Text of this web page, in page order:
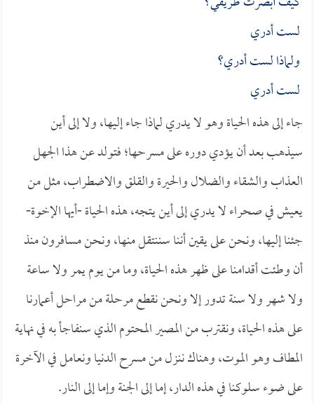
لست أدري
ولماذا لست أدري؟
لست أدري
جاء إلى هذه الحياة وهو لا يدري لماذا جاء إليها، ولا إلى أين
سيذهب بعد أن يؤدي دوره على مسرحها؛ فتولد عن هذا الجهل
العذاب والشقاء والضلال والحيرة والقلق والاضطراب، مثل من
يعيش في صحراء لا يدري إلى أين يتجه، هذه الحياة -أيها الإخوة-
جئنا إليها، ونحن على يقين أننا سننتقل منها، ونحن مسافرون منذ
أن وطئت أقدامنا على ظهر هذه الحياة، وما من يوم يمر ولا ساعة
ولا شهر ولا سنة تدور إلا ونحن نقطع مرحلة من مراحل أعمارنا
على هذه الحياة، ونقترب من المصير المحتوم الذي سنفاجأ به في نهاية
المطاف وهو الموت، وهناك ننزل من مسرح الدنيا ونعامل في الآخرة
على ضوء سلوكنا في هذه الدار، إما إلى الجنة وإما إلى النار.